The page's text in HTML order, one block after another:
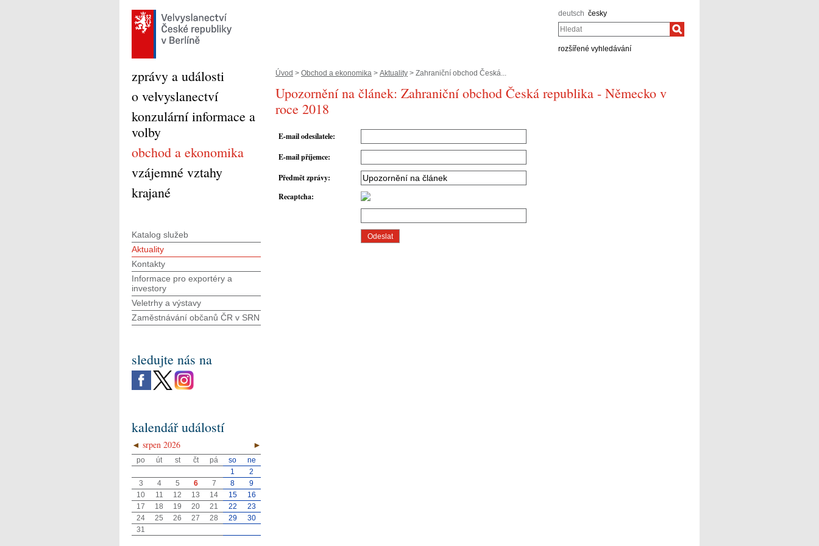
deutsch česky
Hledat
rozšířené vyhledávání
Úvod > Obchod a ekonomika > Aktuality > Zahraniční obchod Česká...
Upozornění na článek: Zahraniční obchod Česká republika - Německo v
roce 2018
E-mail odesílatele:
E-mail příjemce:
Předmět zprávy:
Recaptcha:
zprávy a události
o velvyslanectví
konzulární informace a
volby
obchod a ekonomika
vzájemné vztahy
krajané
Katalog služeb
Aktuality
Kontakty
Informace pro exportéry a
investory
Veletrhy a výstavy
Zaměstnávání občanů ČR v SRN
sledujte nás na
kalendář událostí
◄ ►
srpen 2026
po út st čt pá so
ne
1
2
3
4 5 6 7 8
9
10
11 12 13 14 15
16
17
18 19 20 21 22
23
24
25 26 27 28 29
30
31